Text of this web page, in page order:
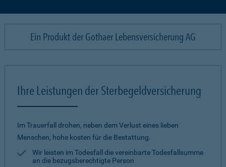
Ein Produkt der Gothaer Lebensversicherung AG
Ihre Leistungen der Sterbegeldversicherung
Im Trauerfall drohen, neben dem Verlust eines lieben
Menschen, hohe kosten für die Bestattung.
Wir leisten im Todesfall die vereinbarte Todesfallsumme
an die bezugsberechtigte Person